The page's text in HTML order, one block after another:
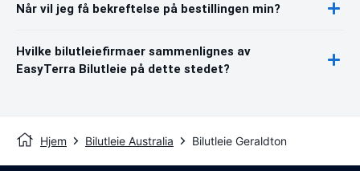
Når vil jeg få bekreftelse på bestillingen min?
Hvilke bilutleiefirmaer sammenlignes av
EasyTerra Bilutleie på dette stedet?
Hjem Bilutleie Australia Bilutleie Geraldton